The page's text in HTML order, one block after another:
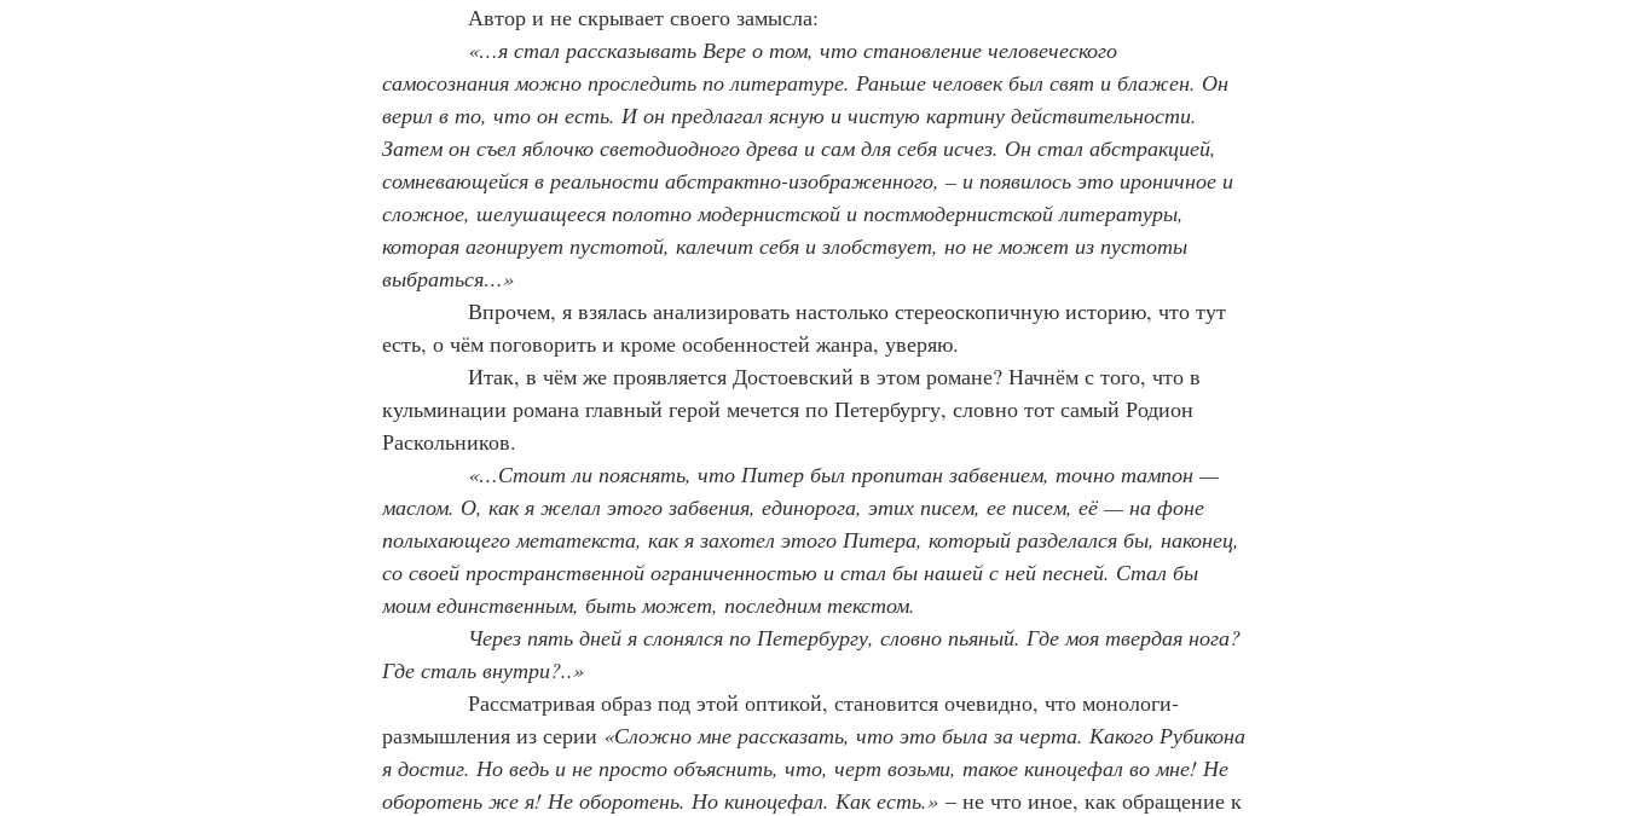
Автор и не скрывает своего замысла:
«…я стал рассказывать Вере о том, что становление человеческого
самосознания можно проследить по литературе. Раньше человек был свят и блажен. Он
верил в то, что он есть. И он предлагал ясную и чистую картину действительности.
Затем он съел яблочко светодиодного древа и сам для себя исчез. Он стал абстракцией,
сомневающейся в реальности абстрактно-изображенного, – и появилось это ироничное и
сложное, шелушащееся полотно модернистской и постмодернистской литературы,
которая агонирует пустотой, калечит себя и злобствует, но не может из пустоты
выбраться…»
Впрочем, я взялась анализировать настолько стереоскопичную историю, что тут
есть, о чём поговорить и кроме особенностей жанра, уверяю.
Итак, в чём же проявляется Достоевский в этом романе? Начнём с того, что в
кульминации романа главный герой мечется по Петербургу, словно тот самый Родион
Раскольников.
«…Стоит ли пояснять, что Питер был пропитан забвением, точно тампон —
маслом. О, как я желал этого забвения, единорога, этих писем, ее писем, её — на фоне
полыхающего метатекста, как я захотел этого Питера, который разделался бы, наконец,
со своей пространственной ограниченностью и стал бы нашей с ней песней. Стал бы
моим единственным, быть может, последним текстом.
Через пять дней я слонялся по Петербургу, словно пьяный. Где моя твердая нога?
Где сталь внутри?..»
Рассматривая образ под этой оптикой, становится очевидно, что монологи-
размышления из серии «Сложно мне рассказать, что это была за черта. Какого Рубикона
я достиг. Но ведь и не просто объяснить, что, черт возьми, такое киноцефал во мне! Не
оборотень же я! Не оборотень. Но киноцефал. Как есть.» – не что иное, как обращение к